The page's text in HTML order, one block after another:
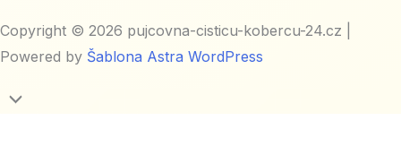
Copyright © 2026 pujcovna-cisticu-kobercu-24.cz |
Powered by Šablona Astra WordPress
Přejít